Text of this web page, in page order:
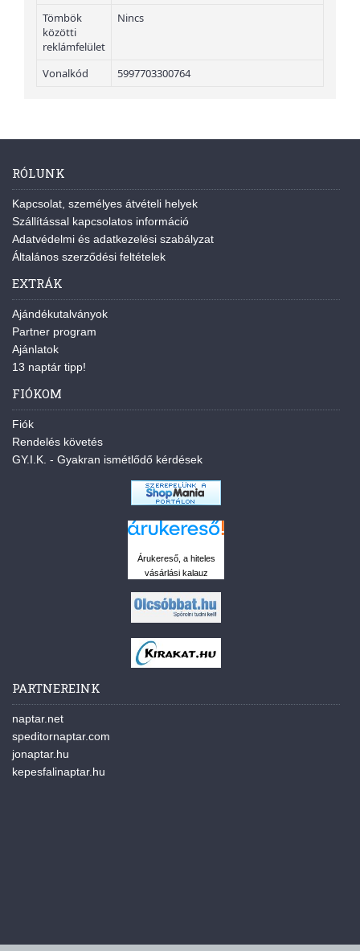
Tömbök
közötti
reklámfelület
Nincs
Vonalkód 5997703300764
RÓLUNK
Kapcsolat, személyes átvételi helyek
Szállítással kapcsolatos információ
Adatvédelmi és adatkezelési szabályzat
Általános szerződési feltételek
EXTRÁK
Ajándékutalványok
Partner program
Ajánlatok
13 naptár tipp!
FIÓKOM
Fiók
Rendelés követés
GY.I.K. - Gyakran ismétlődő kérdések
Árukereső, a hiteles
vásárlási kalauz
PARTNEREINK
naptar.net
speditornaptar.com
jonaptar.hu
kepesfalinaptar.hu